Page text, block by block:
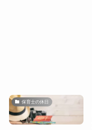
保育士の休日